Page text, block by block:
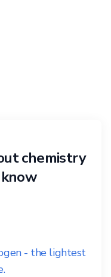
chemistry
- the lightest